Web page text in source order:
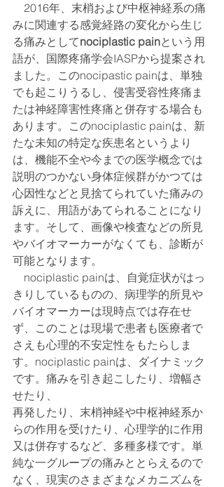
2016年、末梢および中枢神経系の痛
みに関連する感覚経路の変化から生じ
る痛みとしてnociplastic painという用
語が、国際疼痛学会IASPから提案され
ました。このnocipastic painは、単独
でも起こりうるし、侵害受容性疼痛ま
たは神経障害性疼痛と併存する場合も
あります。このnociplastic painは、新
たな未知の特定な疾患名というより
は、機能不全や今までの医学概念では
説明のつかない身体症候群がかつては
心因性などと見捨てられていた痛みの
訴えに、用語があてられることになり
ます。そして、画像や検査などの所見
やバイオマーカーがなくても、診断が
可能となります。
nociplastic painは、自覚症状がはっ
きりしているものの、病理学的所見や
バイオマーカーは現時点では存在せ
ず、このことは現場で患者も医療者で
さえも心理的不安定性をもたらしま
す。nociplastic painは、ダイナミック
です。痛みを引き起こしたり、増幅さ
せたり、
再発したり、末梢神経や中枢神経系か
らの作用を受けたり、心理学的に作用
又は併存するなど、多種多様です。単
純な一グループの痛みととらえるので
なく、現実のさまざまなメカニズムを